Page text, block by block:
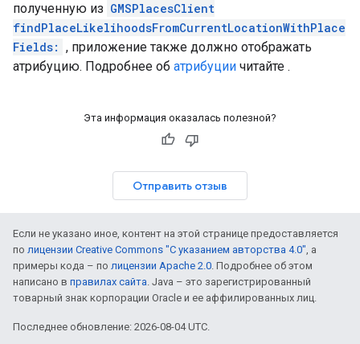
полученную из GMSPlacesClient
findPlaceLikelihoodsFromCurrentLocationWithPlace
Fields: , приложение также должно отображать
атрибуцию. Подробнее об атрибуции читайте .
Эта информация оказалась полезной?
Отправить отзыв
Если не указано иное, контент на этой странице предоставляется
по лицензии Creative Commons "С указанием авторства 4.0", а
примеры кода – по лицензии Apache 2.0. Подробнее об этом
написано в правилах сайта. Java – это зарегистрированный
товарный знак корпорации Oracle и ее аффилированных лиц.
Последнее обновление: 2026-08-04 UTC.